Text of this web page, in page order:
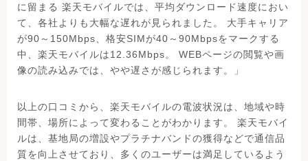
に留まる 楽天モバイルでは、平均ダウンロード速度におい
て、各社よりも大幅な遅れが見られました。 大手キャリア
が90～150Mbps、格安SIMが40～90Mbpsをマークする
中、楽天モバイルは12.36Mbps。 WEBページの閲覧や画
像の読み込みでは、やや遅さが感じられます。」
以上の口コミから、楽天モバイルの電波状況は、地域や時
間帯、場所によって変わることがわかります。 楽天モバイ
ルは、基地局の増設やプラチナバンドの獲得などで通信品
質を向上させており、多くのユーザーは満足しているよう